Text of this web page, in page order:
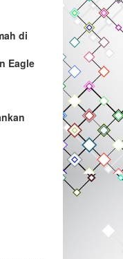
di
Eagle